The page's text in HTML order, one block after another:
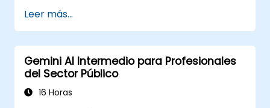
Aplicar ideas basadas en IA para la
innovación en el sector público.
Mejorar el compromiso con los
ciudadanos mediante soluciones
impulsadas por IA.
Leer más...
Gemini AI Intermedio para Profesionales
del Sector Público
16 Horas